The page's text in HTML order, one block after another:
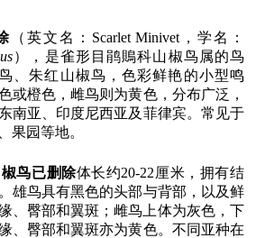
（英文名：Scarlet Minivet，学名：
），是雀形目鹃鵙科山椒鸟属的鸟
、朱红山椒鸟，色彩鲜艳的小型鸣
或橙色，雌鸟则为黄色，分布广泛，
南亚、印度尼西亚及菲律宾。常见于
果园等地。
鸟已删除体长约20-22厘米，拥有结
雄鸟具有黑色的头部与背部，以及鲜
、臀部和翼斑；雌鸟上体为灰色，下
、臀部和翼斑亦为黄色。不同亚种在